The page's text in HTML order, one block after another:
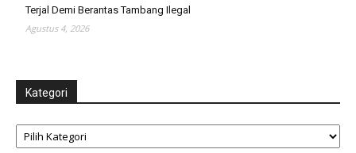
Terjal Demi Berantas Tambang Ilegal
Agustus 4, 2026
Kategori
Kategori